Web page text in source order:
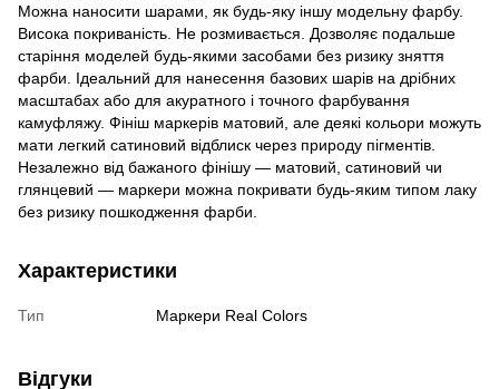
Можна наносити шарами, як будь-яку іншу модельну фарбу.
Висока покриваність. Не розмивається. Дозволяє подальше
старіння моделей будь-якими засобами без ризику зняття
фарби. Ідеальний для нанесення базових шарів на дрібних
масштабах або для акуратного і точного фарбування
камуфляжу. Фініш маркерів матовий, але деякі кольори можуть
мати легкий сатиновий відблиск через природу пігментів.
Незалежно від бажаного фінішу — матовий, сатиновий чи
глянцевий — маркери можна покривати будь-яким типом лаку
без ризику пошкодження фарби.
Характеристики
Тип Маркери Real Colors
Відгуки